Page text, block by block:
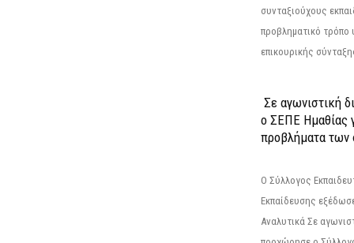
συνταξιούχους
προβληματικό τρόπο
επικουρικής
Σε αγωνιστική
ο ΣΕΠΕ Ημαθίας
προβλήματα των
Ο Σύλλογος
Εκπαίδευσης
Αναλυτικά Σε